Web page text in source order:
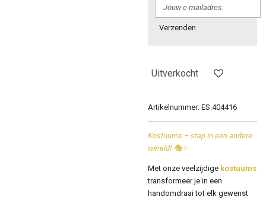
Verzenden
Uitverkocht
Artikelnummer: ES.404416
Kostuums – stap in een andere
wereld! 🎭✨
Met onze veelzijdige kostuums
transformeer je in een
handomdraai tot elk gewenst